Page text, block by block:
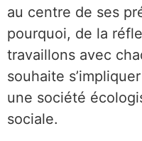
au centre de ses
pourquoi, de la
travaillons avec
souhaite
une société
sociale.